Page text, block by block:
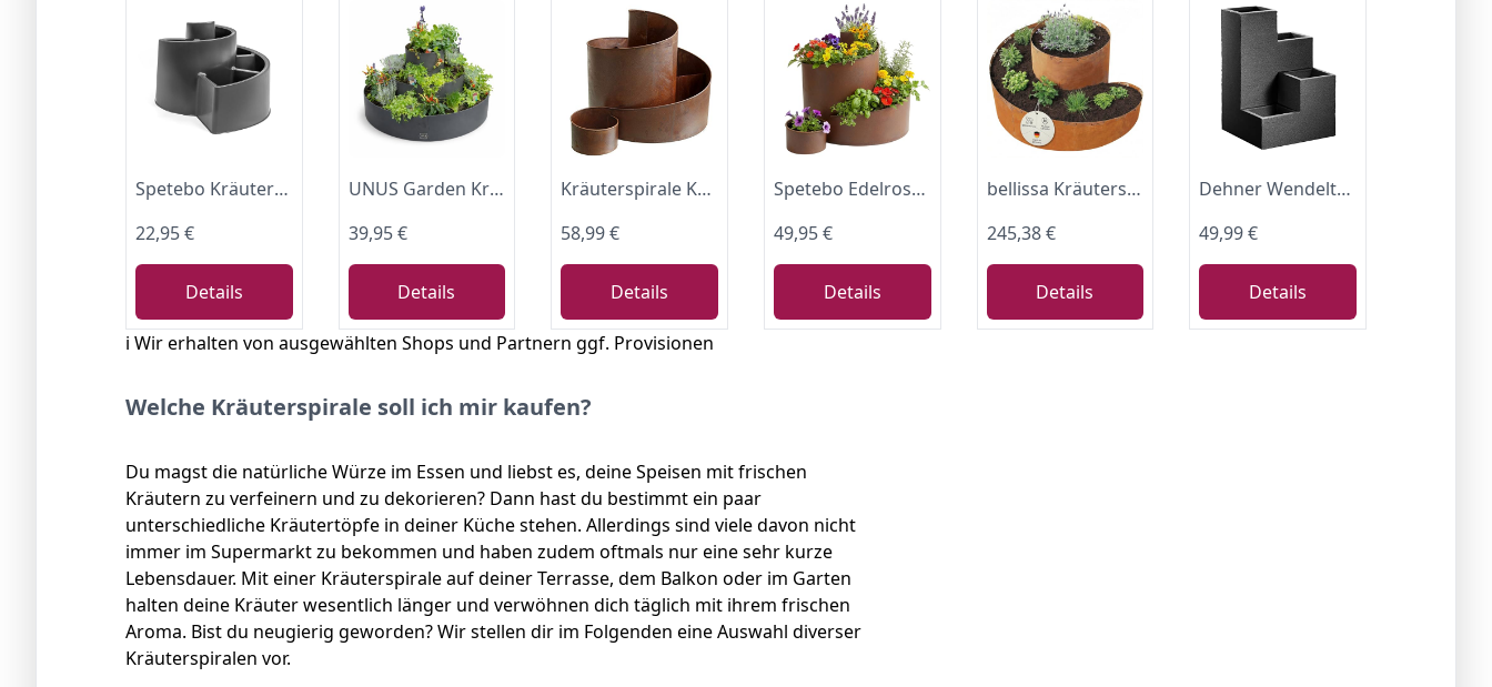
Spetebo Kräuterspirale aus Kunststoff anthrazit, 52 x 43 cm
22,95 €
Details
UNUS Garden Kräuterschnecke Kräuterbeet Kräuterspirale mit DREI Ringen Ø 30 cm, 60 cm, 90 cm grau Metall Blumenpyramide
39,95 €
Details
Kräuterspirale Kräuterschnecke Kräuterbeet Kräuterturm groß BxHxL ca. 43 x 41 x 61 cm edelrost Metall Pflanzspirale Gartendekoration Spirale Blumenpyramide
58,99 €
Details
Spetebo Edelrost Kräuterspirale aus Eisen zum Bepflanzen 58 x 43 cm
49,95 €
Details
bellissa Kräuterspirale Kräuterschnecke Cortenstahl 130x140x80 cm
245,38 €
Details
Dehner Wendeltreppentopf Los Angeles, ca. 40 x 60 x 40 cm, Kunststoff, anthrazit
49,99 €
Details
ℹ️ Wir erhalten von ausgewählten Shops und Partnern ggf. Provisionen
Welche Kräuterspirale soll ich mir kaufen?
Du magst die natürliche Würze im Essen und liebst es, deine Speisen mit frischen
Kräutern zu verfeinern und zu dekorieren? Dann hast du bestimmt ein paar
unterschiedliche Kräutertöpfe in deiner Küche stehen. Allerdings sind viele davon nicht
immer im Supermarkt zu bekommen und haben zudem oftmals nur eine sehr kurze
Lebensdauer. Mit einer Kräuterspirale auf deiner Terrasse, dem Balkon oder im Garten
halten deine Kräuter wesentlich länger und verwöhnen dich täglich mit ihrem frischen
Aroma. Bist du neugierig geworden? Wir stellen dir im Folgenden eine Auswahl diverser
Kräuterspiralen vor.